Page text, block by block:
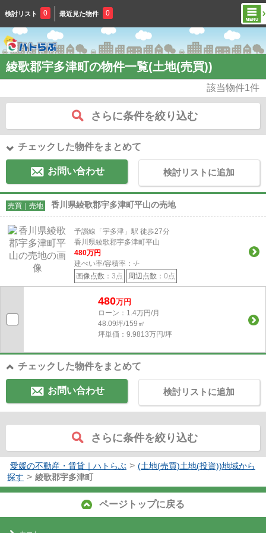
検討リスト 0 最近見た物件 0
綾歌郡宇多津町の物件一覧(土地(売買))
該当物件1件
さらに条件を絞り込む
チェックした物件をまとめて
お問い合わせ 検討リストに追加
売買｜売地 香川県綾歌郡宇多津町平山の売地
予讃線「宇多津」駅 徒歩27分
香川県綾歌郡宇多津町平山
480万円
建ぺい率/容積率： -/-
画像点数： 3点 周辺点数： 0点
480万円
ローン：1.4万円/月
48.09坪/159㎡
坪単価：9.9813万円/坪
チェックした物件をまとめて
お問い合わせ 検討リストに追加
さらに条件を絞り込む
愛媛の不動産・賃貸｜ハトらぶ > (土地(売買)土地(投資))地域から
探す > 綾歌郡宇多津町
ページトップに戻る